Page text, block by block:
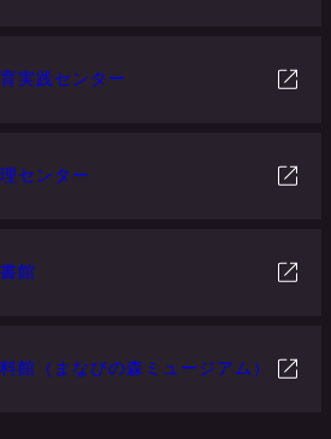
実践センター
センター
館
館（まなびの森ミュージアム）